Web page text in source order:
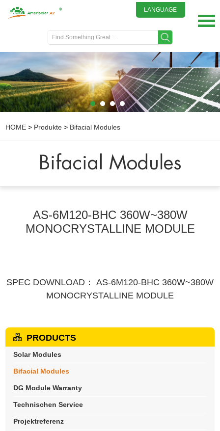
LANGUAGE
DEUTSCH
ITALIANO
FRENCH
GREEK
日本語
HOME > Produkte > Bifacial Modules
Bifacial Modules
AS-6M120-BHC 360W~380W
MONOCRYSTALLINE MODULE
SPEC DOWNLOAD： AS-6M120-BHC 360W~380W
MONOCRYSTALLINE MODULE
PRODUCTS
Solar Modules
Bifacial Modules
DG Module Warranty
Technischen Service
Projektreferenz